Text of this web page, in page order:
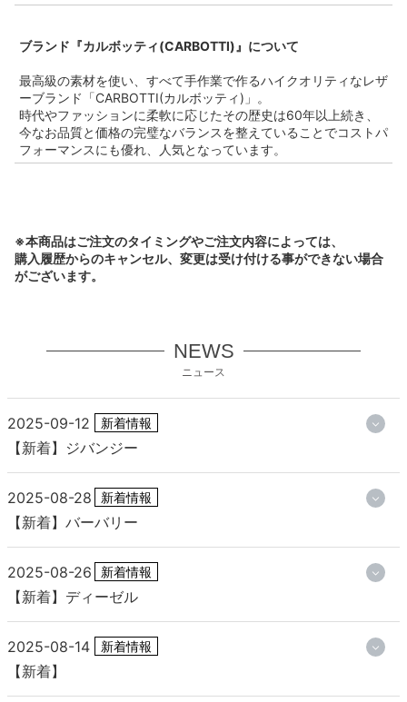
ブランド『カルボッティ(CARBOTTI)』について
最高級の素材を使い、すべて手作業で作るハイクオリティなレザ
ーブランド「CARBOTTI(カルボッティ)」。
時代やファッションに柔軟に応じたその歴史は60年以上続き、
今なお品質と価格の完璧なバランスを整えていることでコストパ
フォーマンスにも優れ、人気となっています。
※本商品はご注文のタイミングやご注文内容によっては、
購入履歴からのキャンセル、変更は受け付ける事ができない場合
がございます。
NEWS
ニュース
2025-09-12 新着情報
【新着】ジバンジー
2025-08-28 新着情報
【新着】バーバリー
2025-08-26 新着情報
【新着】ディーゼル
2025-08-14 新着情報
【新着】